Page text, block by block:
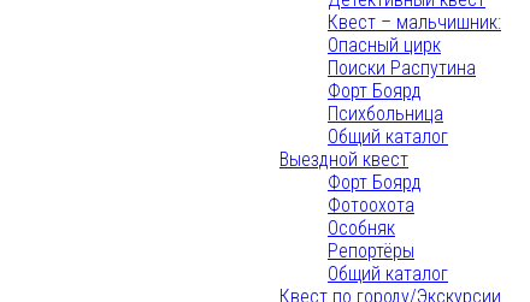
Квест – мальчишник:
Опасный цирк
Поиски Распутина
Форт Боярд
Психбольница
Общий каталог
Выездной квест
Форт Боярд
Фотоохота
Особняк
Репортёры
Общий каталог
Квест по городу/Экскурсии